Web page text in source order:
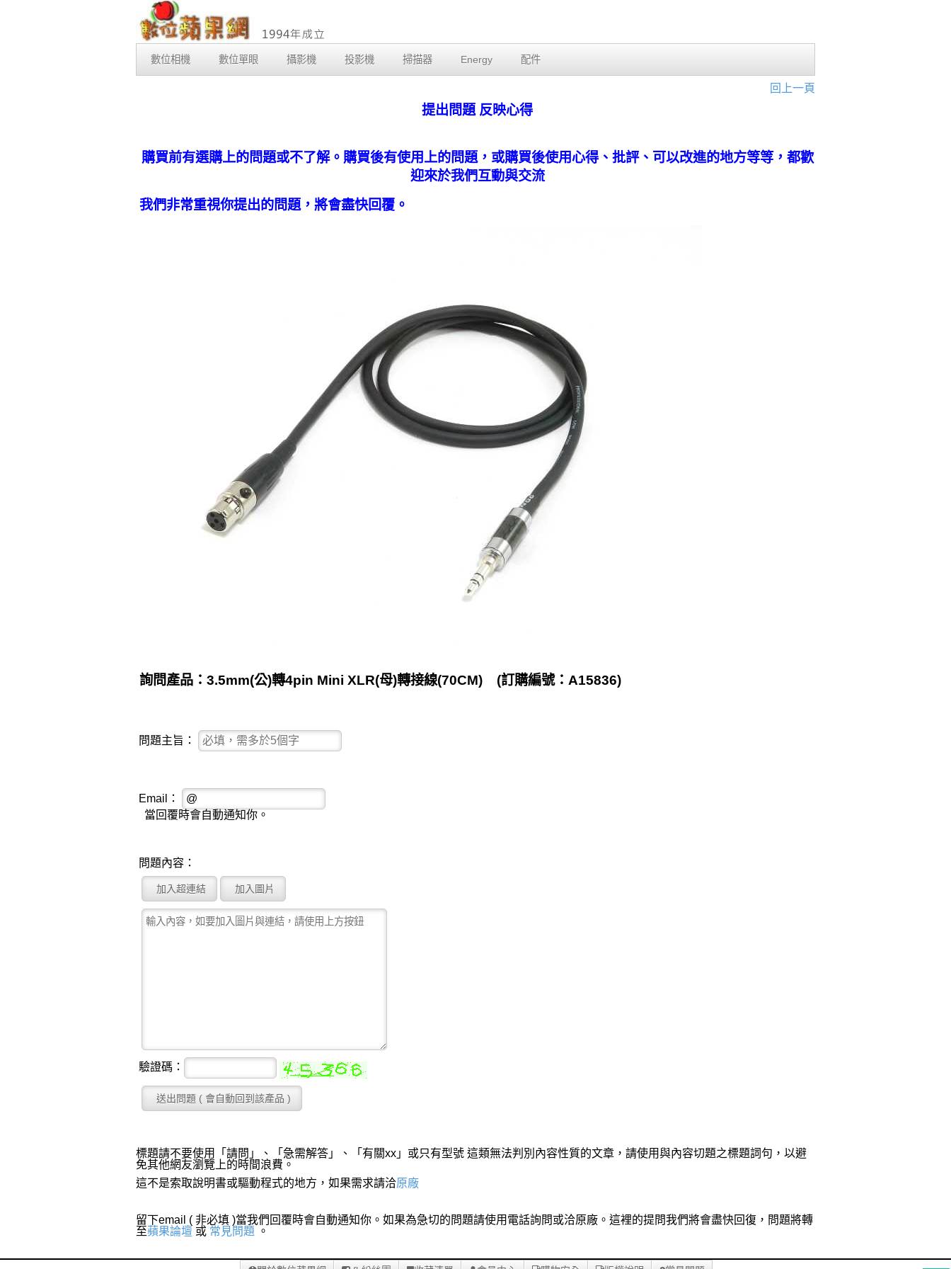
數位相機 數位單眼 攝影機 投影機 掃描器 Energy 配件
回上一頁
提出問題 反映心得
購買前有選購上的問題或不了解。購買後有使用上的問題，或購買後使用心得、批評、可以改進的地方等等，都歡
迎來於我們互動與交流
我們非常重視你提出的問題，將會盡快回覆。
詢問產品：3.5mm(公)轉4pin Mini XLR(母)轉接線(70CM) (訂購編號：A15836)
問題主旨：
Email：
當回覆時會自動通知你。
問題內容：
驗證碼：
標題請不要使用「請問」、「急需解答」、「有關xx」或只有型號 這類無法判別內容性質的文章，請使用與內容切題之標題詞句，以避
免其他網友瀏覽上的時間浪費。
這不是索取說明書或驅動程式的地方，如果需求請洽原廠
留下email ( 非必填 )當我們回覆時會自動通知你。如果為急切的問題請使用電話詢問或洽原廠。這裡的提問我們將會盡快回復，問題將轉
至蘋果論壇 或 常見問題 。